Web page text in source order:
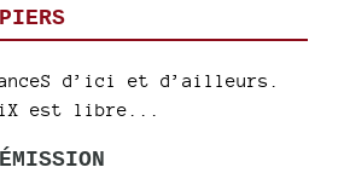
d’ici et d’ailleurs.
est libre...